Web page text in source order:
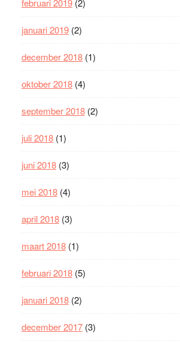
februari 2019(2)
januari 2019(2)
december 2018(1)
oktober 2018(4)
september 2018(2)
juli 2018(1)
juni 2018(3)
mei 2018(4)
april 2018(3)
maart 2018(1)
februari 2018(5)
januari 2018(2)
december 2017(3)